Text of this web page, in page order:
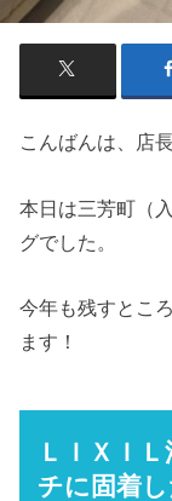
こんばんは、店
本日は三芳町（
グでした。
今年も残すとこ
ます！
ＬＩＸＩ
チに固着